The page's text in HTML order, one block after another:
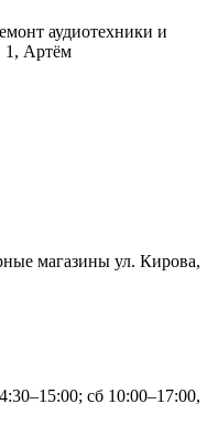
аудиотехники и
1, Артём
магазины ул. Кирова,
сб 10:00–17:00,